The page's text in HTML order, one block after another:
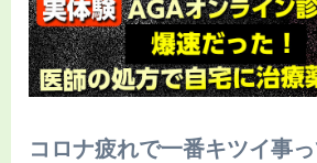
コロナ疲れで一番キツイ事